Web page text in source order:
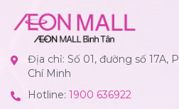
Địa chỉ: Số 01, đường số 17A,
Chí Minh
Hotline: 1900 636922